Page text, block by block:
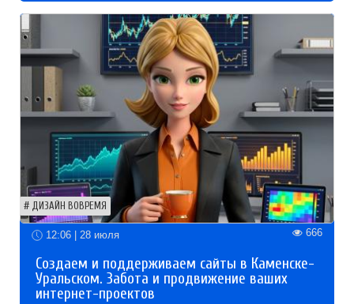
ДИЗАЙН ВОВРЕМЯ
12:06 | 28 июля 666
Создаем и поддерживаем сайты в Каменске-
Уральском. Забота и продвижение ваших
интернет-проектов